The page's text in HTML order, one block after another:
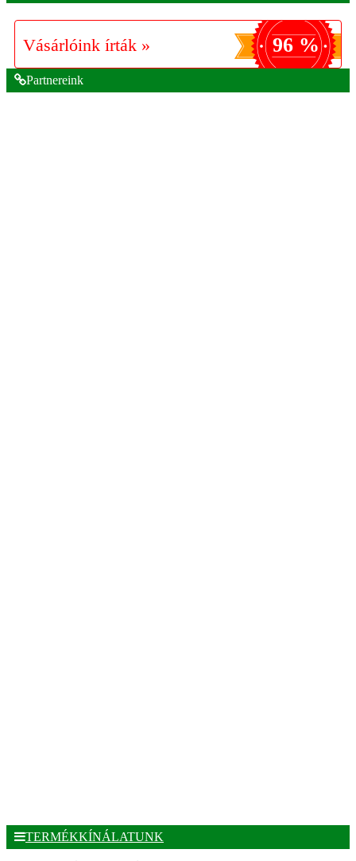
Vásárlóink írták » 96 %
Partnereink
TERMÉKKÍNÁLATUNK